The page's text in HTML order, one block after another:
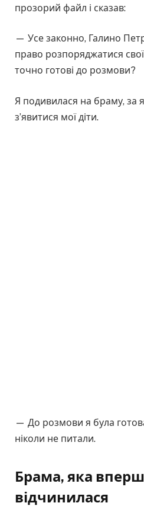
прозорий файл і сказав:
— Усе законно, Галино
право розпоряджатися
точно готові до розмови?
Я подивилася на браму, за
з’явитися мої діти.
— До розмови я була
ніколи не питали.
Брама, яка
відчинилася